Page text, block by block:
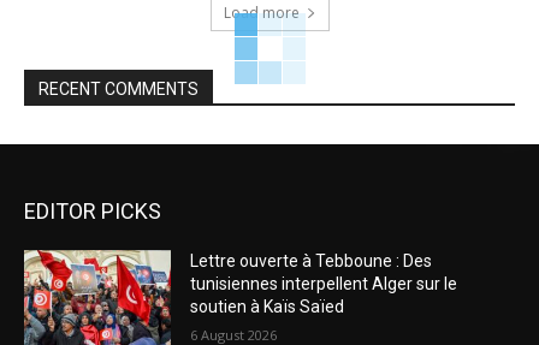
Load more
RECENT COMMENTS
EDITOR PICKS
Lettre ouverte à Tebboune : Des
tunisiennes interpellent Alger sur le
soutien à Kaïs Saïed
6 August 2026